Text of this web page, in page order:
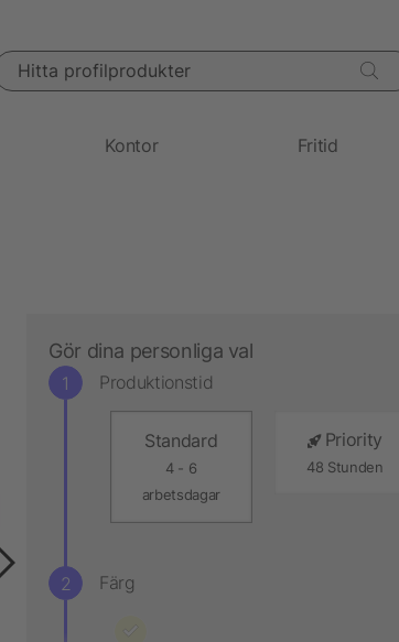
profilprodukter
Kontor Fritid
Gör dina personliga val
Produktionstid
Standard
4 - 6
arbetsdagar
Priority
48 Stunden
Färg